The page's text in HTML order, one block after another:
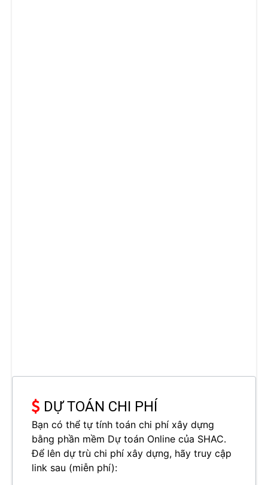
DỰ TOÁN CHI PHÍ
Bạn có thể tự tính toán chi phí xây dựng
bằng phần mềm Dự toán Online của SHAC.
Để lên dự trù chi phí xây dựng, hãy truy cập
link sau (miễn phí):